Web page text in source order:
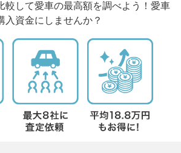
較して愛車の最高額を調べよう！愛車
入資金にしませんか？